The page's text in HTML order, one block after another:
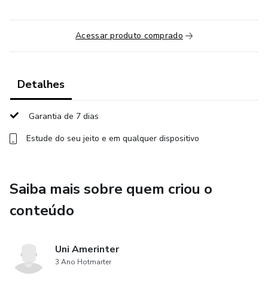
Acessar produto comprado
Detalhes
Garantia de 7 dias
Estude do seu jeito e em qualquer dispositivo
Saiba mais sobre quem criou o
conteúdo
Uni Amerinter
3 Ano Hotmarter